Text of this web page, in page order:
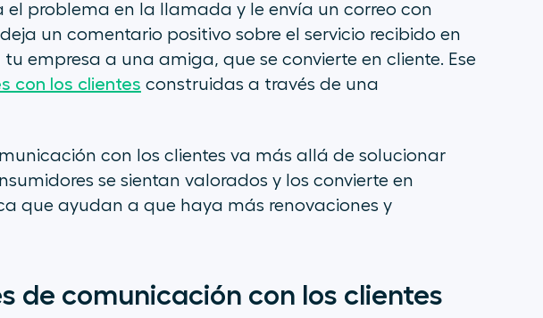
el problema en la llamada y le envía un correo con
un comentario positivo sobre el servicio recibido en
empresa a una amiga, que se convierte en cliente. Ese
con los clientes construidas a través de una
con los clientes va más allá de solucionar
se sientan valorados y los convierte en
que ayudan a que haya más renovaciones y
de comunicación con los clientes